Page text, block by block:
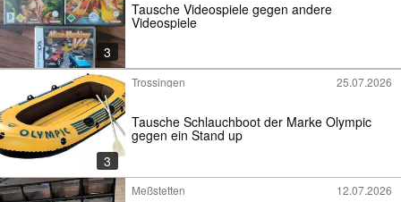
3
Tausche Videospiele gegen andere
Videospiele
3
Trossingen 25.07.2026
Tausche Schlauchboot der Marke Olympic
gegen ein Stand up
Meßstetten 12.07.2026